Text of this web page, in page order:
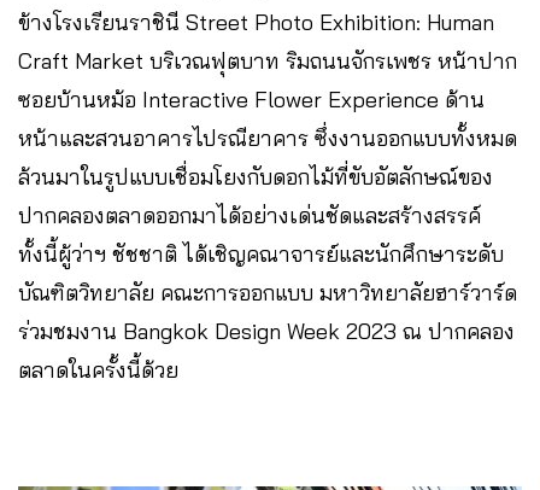
ข้างโรงเรียนราชินี Street Photo Exhibition: Human
Craft Market บริเวณฟุตบาท ริมถนนจักรเพชร หน้าปาก
ซอยบ้านหม้อ Interactive Flower Experience ด้าน
หน้าและสวนอาคารไปรณียาคาร ซึ่งงานออกแบบทั้งหมด
ล้วนมาในรูปแบบเชื่อมโยงกับดอกไม้ที่ขับอัตลักษณ์ของ
ปากคลองตลาดออกมาได้อย่างเด่นชัดและสร้างสรรค์
ทั้งนี้ผู้ว่าฯ ชัชชาติ ได้เชิญคณาจารย์และนักศึกษาระดับ
บัณฑิตวิทยาลัย คณะการออกแบบ มหาวิทยาลัยฮาร์วาร์ด
ร่วมชมงาน Bangkok Design Week 2023 ณ ปากคลอง
ตลาดในครั้งนี้ด้วย